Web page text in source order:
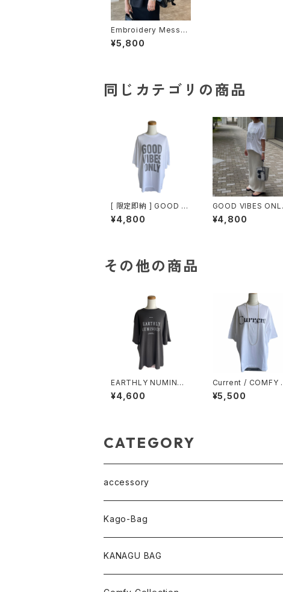
Embroidery Messag
e Tee / Black
¥5,800
同じカテゴリの商品
[ 限定即納 ] GOOD VI
BES ONLY / COMFY
BIG TEE / DARK GRA
¥4,800
GOOD VIBES
COMFY BIG TEE
¥4,800
その他の商品
EARTHLY NUMINOU
S / OVER SIZE TEE /
Off Black
¥4,600
Current / COMFY
G TEE
¥5,500
CATEGORY
accessory
pearl Collection
loop Collection
Kago-Bag
Oval / onehandle
KANAGU BAG